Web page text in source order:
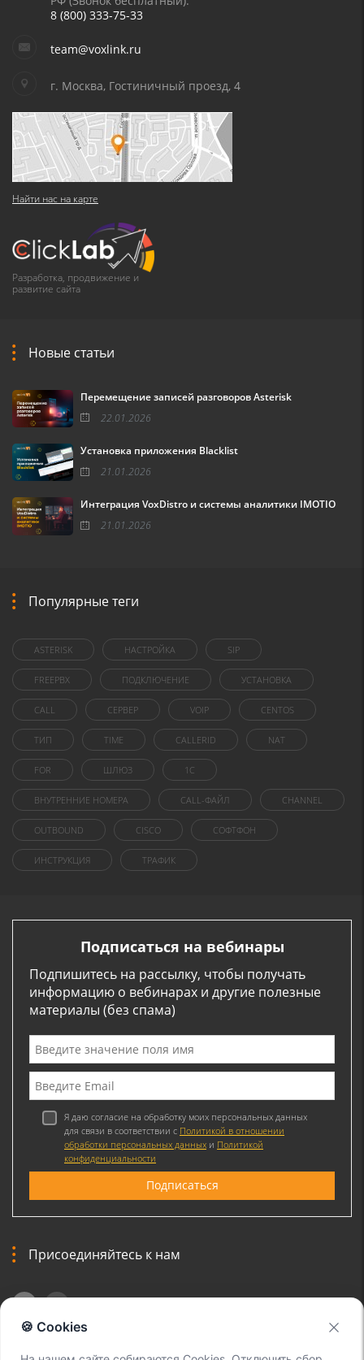
8 (800) 333-75-33
team@voxlink.ru
г. Москва, Гостиничный проезд, 4
Найти нас на карте
Разработка, продвижение и
развитие сайта
Новые статьи
Перемещение записей разговоров Asterisk
22.01.2026
Установка приложения Blacklist
21.01.2026
Интеграция VoxDistro и системы аналитики IMOTIO
21.01.2026
Популярные теги
ASTERISK НАСТРОЙКА SIP
FREEPBX ПОДКЛЮЧЕНИЕ УСТАНОВКА
CALL СЕРВЕР VOIP CENTOS
ТИП TIME CALLERID NAT
FOR ШЛЮЗ 1C
ВНУТРЕННИЕ НОМЕРА CALL-ФАЙЛ CHANNEL
OUTBOUND CISCO СОФТФОН
ИНСТРУКЦИЯ ТРАФИК
Подписаться на вебинары
Подпишитесь на рассылку, чтобы получать
информацию о вебинарах и другие полезные
материалы (без спама)
Я даю согласие на обработку моих персональных данных
для связи в соответствии с Политикой в отношении
обработки персональных данных и Политикой
конфиденциальности
Присоединяйтесь к нам
🍪 Cookies